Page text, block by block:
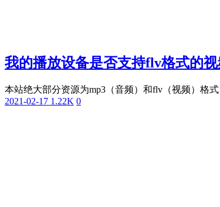
我的播放设备是否支持flv格式的视
本站绝大部分资源为mp3（音频）和flv（视频）格
2021-02-17 1.22K 0